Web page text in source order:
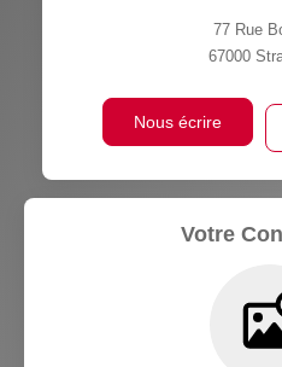
77 Rue
67000
Nous écrire
Votre